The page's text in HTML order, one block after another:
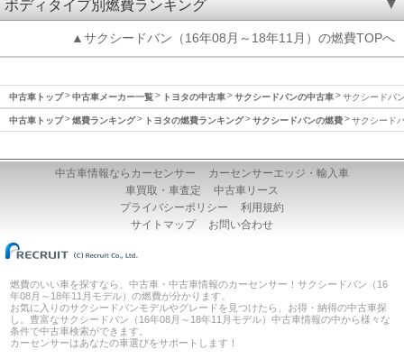
ボディタイプ別燃費ランキング
▲サクシードバン（16年08月～18年11月）の燃費TOPへ
中古車トップ 中古車メーカー一覧 トヨタの中古車 サクシードバンの中古車 サクシードバ
中古車トップ 燃費ランキング トヨタの燃費ランキング サクシードバンの燃費 サクシード
中古車情報ならカーセンサー
カーセンサーエッジ・輸入車
車買取・車査定
中古車リース
プライバシーポリシー
利用規約
サイトマップ
お問い合わせ
燃費のいい車を探すなら、中古車・中古車情報のカーセンサー！サクシードバン（16
年08月～18年11月モデル）の燃費が分かります。
お気に入りのサクシードバンモデルやグレードを見つけたら、お得・納得の中古車探
し。豊富なサクシードバン（16年08月～18年11月モデル）中古車情報の中から様々な
条件で中古車検索ができます。
カーセンサーはあなたの車選びをサポートします！